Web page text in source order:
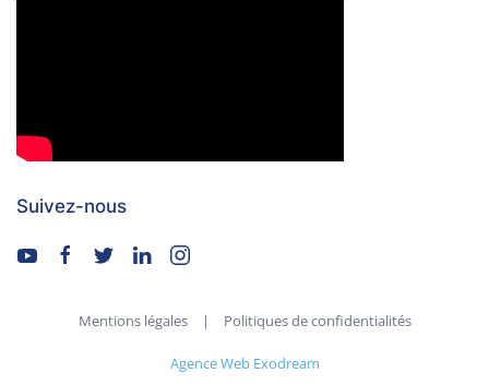
Suivez-nous
Mentions légales | Politiques de confidentialités
Agence Web Exodream